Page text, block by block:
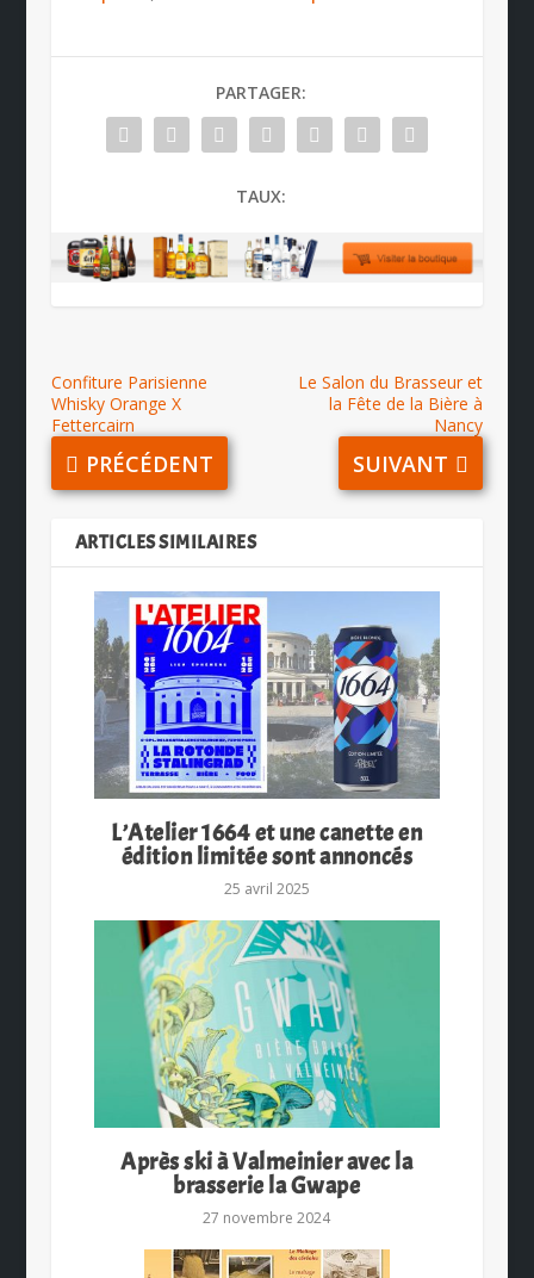
PARTAGER:
TAUX:
Confiture Parisienne
Whisky Orange X
Fettercairn
PRÉCÉDENT
Le Salon du Brasseur et
la Fête de la Bière à
Nancy
SUIVANT
ARTICLES SIMILAIRES
L’Atelier 1664 et une canette en
édition limitée sont annoncés
25 avril 2025
Après ski à Valmeinier avec la
brasserie la Gwape
27 novembre 2024